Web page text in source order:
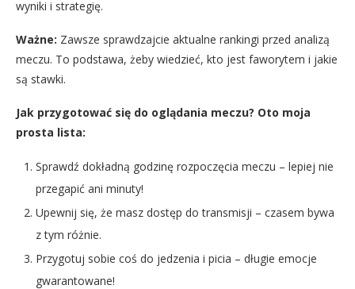
wyniki i strategię.
Ważne: Zawsze sprawdzajcie aktualne rankingi przed analizą
meczu. To podstawa, żeby wiedzieć, kto jest faworytem i jakie
są stawki.
Jak przygotować się do oglądania meczu? Oto moja
prosta lista:
Sprawdź dokładną godzinę rozpoczęcia meczu – lepiej nie
przegapić ani minuty!
Upewnij się, że masz dostęp do transmisji – czasem bywa
z tym różnie.
Przygotuj sobie coś do jedzenia i picia – długie emocje
gwarantowane!